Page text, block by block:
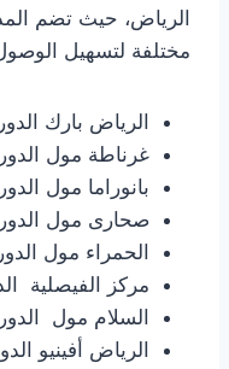
مختلفة لتسهيل
الرياض بارك
غرناطة مول
بانوراما مول
صحارى مول
الحمراء مول
مركز الفيصلية
السلام مول
الرياض أفينيو